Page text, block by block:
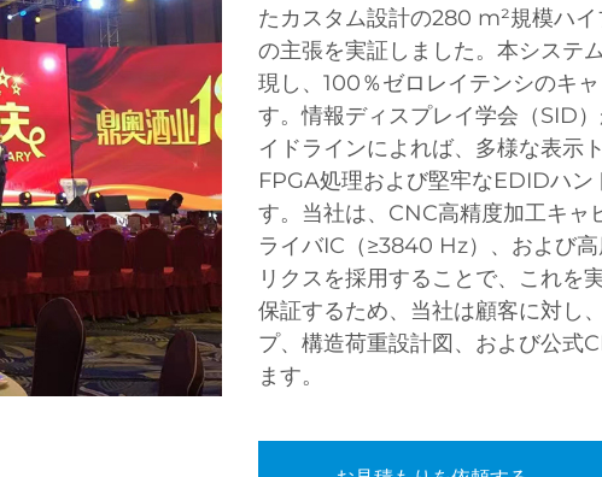
たカスタム設計の280 m²規模ハ
の主張を実証しました。本システ
現し、100％ゼロレイテンシのキ
す。情報ディスプレイ学会（SID
イドラインによれば、多様な表示
FPGA処理および堅牢なEDIDハ
す。当社は、CNC高精度加工キ
ライバIC（≥3840 Hz）、および
リクスを採用することで、これを
保証するため、当社は顧客に対し
プ、構造荷重設計図、および公式
ます。